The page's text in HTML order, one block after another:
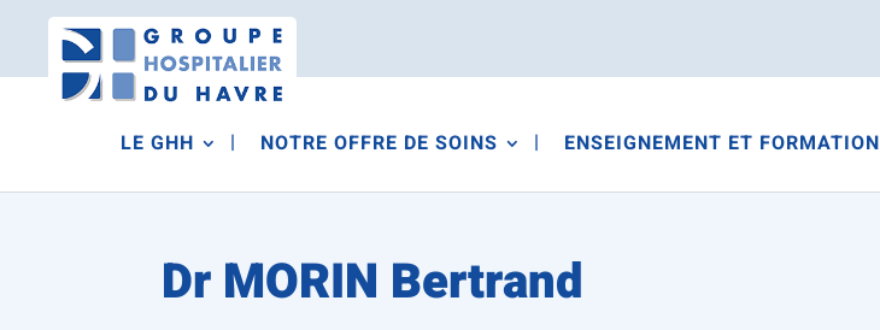
LE GHH NOTRE OFFRE DE SOINS ENSEIGNEMENT ET FORMATION
Dr MORIN Bertrand